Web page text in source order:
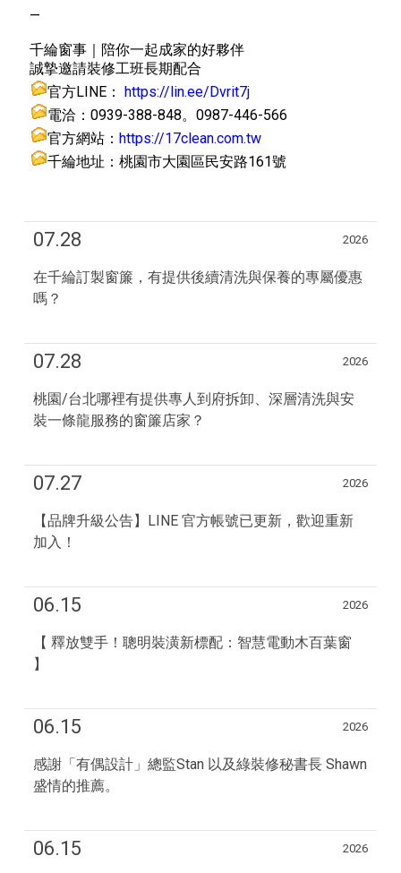
—
千綸窗事｜陪你一起成家的好夥伴
誠摯邀請裝修工班長期配合
官方LINE： https://lin.ee/Dvrit7j
電洽：0939-388-848。0987-446-566
官方網站： https://17clean.com.tw
千綸地址：桃園市大園區民安路161號
07.28 2026
在千綸訂製窗簾，有提供後續清洗與保養的專屬優惠
嗎？⁠
07.28 2026
桃園/台北哪裡有提供專人到府拆卸、深層清洗與安
裝一條龍服務的窗簾店家？⁠
07.27 2026
【品牌升級公告】LINE 官方帳號已更新，歡迎重新
加入！
06.15 2026
【 釋放雙手！聰明裝潢新標配：智慧電動木百葉窗
】
06.15 2026
感謝「有偶設計」總監Stan 以及綠裝修秘書長 Shawn
盛情的推薦。
06.15 2026